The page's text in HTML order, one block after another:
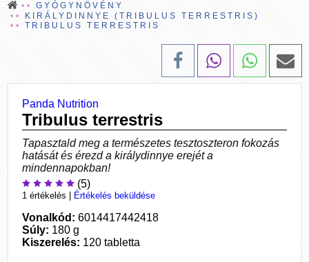
GYÓGYNÖVÉNY
KIRÁLYDINNYE (TRIBULUS TERRESTRIS)
TRIBULUS TERRESTRIS
Panda Nutrition
Tribulus terrestris
Tapasztald meg a természetes tesztoszteron fokozás
hatását és érezd a királydinnye erejét a
mindennapokban!
(5)
1 értékelés Értékelés beküldése
Vonalkód: 6014417442418
Súly: 180 g
Kiszerelés: 120 tabletta